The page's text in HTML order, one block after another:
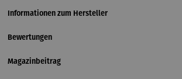
Informationen zum Hersteller
Bewertungen
Magazinbeitrag